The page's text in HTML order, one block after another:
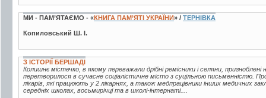
МИ - ПАМ’ЯТАЄМО - «КНИГА ПАМ’ЯТІ УКРАЇНИ» / ТЕРНІВКА
Копиловський Ш. І.
З ІСТОРІЇ БЕРШАДІ
Колишнє містечко, в якому переважали дрібні ремісники і селяни,
перетворилося в сучасне соціалістичне місто з суцільною письменністю.
лікарів, які працюють у 2 лікарнях, а також медпрацівники інших медичних
середніх школах, восьмирічці та в школі-інтернаті....